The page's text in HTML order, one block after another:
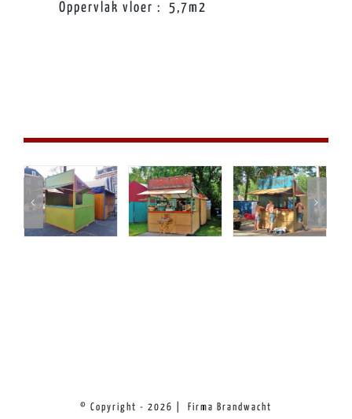
Oppervlak vloer : 5,7m2
© Copyright - 2026 | Firma Brandwacht